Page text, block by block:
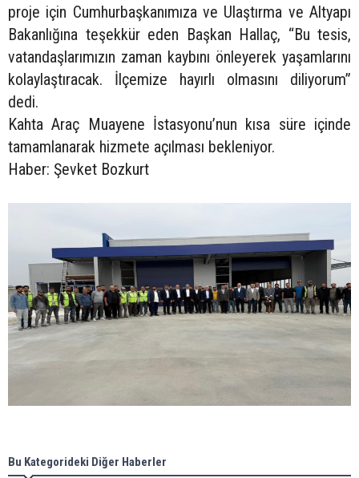
proje için Cumhurbaşkanımıza ve Ulaştırma ve Altyapı
Bakanlığına teşekkür eden Başkan Hallaç, “Bu tesis,
vatandaşlarımızın zaman kaybını önleyerek yaşamlarını
kolaylaştıracak. İlçemize hayırlı olmasını diliyorum”
dedi.
Kahta Araç Muayene İstasyonu’nun kısa süre içinde
tamamlanarak hizmete açılması bekleniyor.
Haber: Şevket Bozkurt
Bu Kategorideki Diğer Haberler